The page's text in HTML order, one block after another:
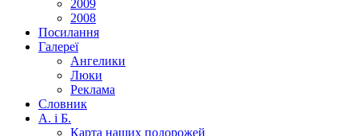
2009
2008
Посилання
Галереї
Ангелики
Люки
Реклама
Словник
А. і Б.
Карта наших подорожей